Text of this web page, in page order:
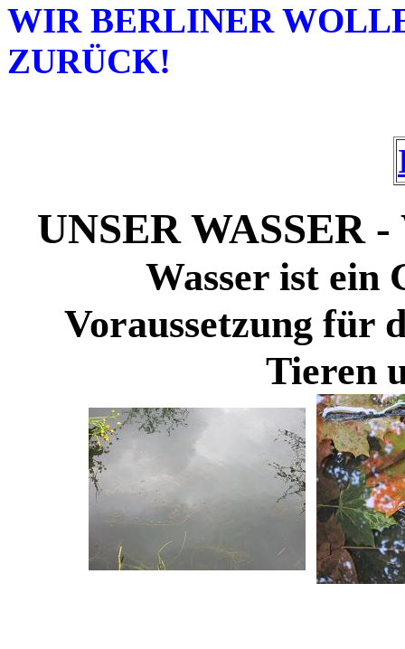
WIR BERLINER
ZURÜCK!
UNSER WASSER
Wasser ist ein
Voraussetzung für
Tieren